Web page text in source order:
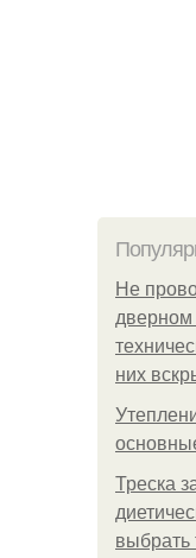
Не
дверном
них
Треска
выбрать